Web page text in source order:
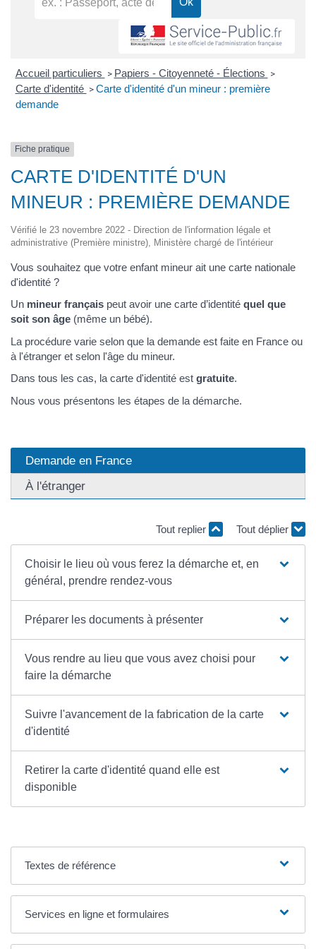
Accueil particuliers > Papiers - Citoyenneté - Élections >
Carte d'identité > Carte d'identité d'un mineur : première
demande
Fiche pratique
CARTE D'IDENTITÉ D'UN
MINEUR : PREMIÈRE DEMANDE
Vérifié le 23 novembre 2022 - Direction de l'information légale et
administrative (Première ministre), Ministère chargé de l'intérieur
Vous souhaitez que votre enfant mineur ait une carte nationale
d'identité ?
Un mineur français peut avoir une carte d’identité quel que
soit son âge (même un bébé).
La procédure varie selon que la demande est faite en France ou
à l'étranger et selon l'âge du mineur.
Dans tous les cas, la carte d'identité est gratuite.
Nous vous présentons les étapes de la démarche.
Demande en France
À l'étranger
Tout replier Tout déplier
Choisir le lieu où vous ferez la démarche et, en
général, prendre rendez-vous
Préparer les documents à présenter
Vous rendre au lieu que vous avez choisi pour
faire la démarche
Suivre l'avancement de la fabrication de la carte
d'identité
Retirer la carte d'identité quand elle est
disponible
Textes de référence
Services en ligne et formulaires